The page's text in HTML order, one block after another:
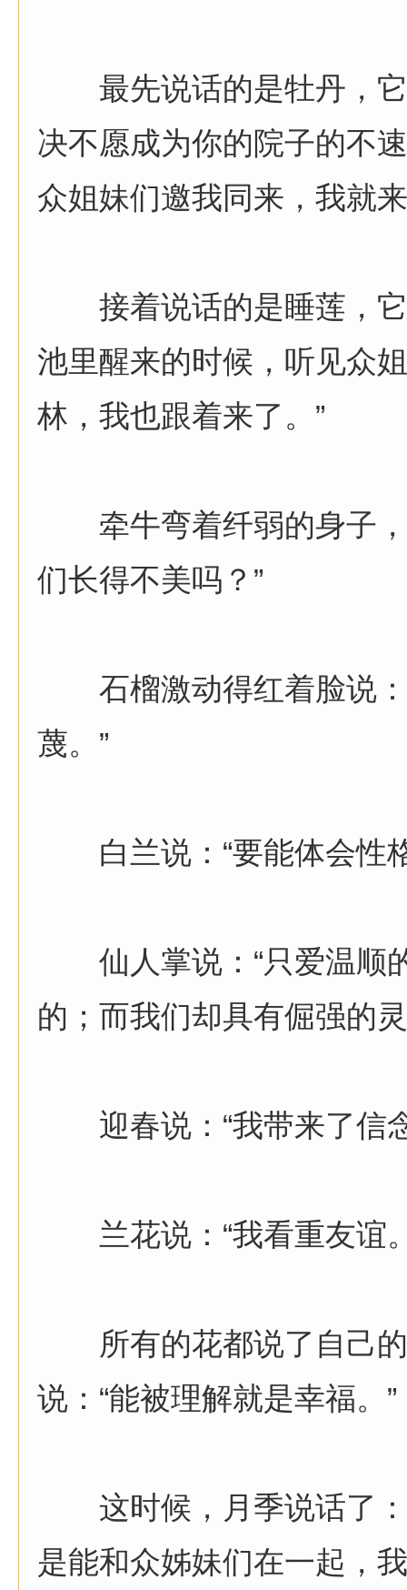
最先说话的是牡丹，它
决不愿成为你的院子的不
众姐妹们邀我同来，我就
接着说话的是睡莲，它
池里醒来的时候，听见众
林，我也跟着来了。”
牵牛弯着纤弱的身子，
们长得不美吗？”
石榴激动得红着脸说：
蔑。”
白兰说：“要能体会性
仙人掌说：“只爱温顺
的；而我们却具有倔强的
迎春说：“我带来了信
兰花说：“我看重友谊
所有的花都说了自己的
说：“能被理解就是幸福。”
这时候，月季说话了：
是能和众姊妹们在一起，